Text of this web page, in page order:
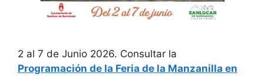
2 al 7 de Junio 2026. Consultar la
Programación de la Feria de la Manzanilla en